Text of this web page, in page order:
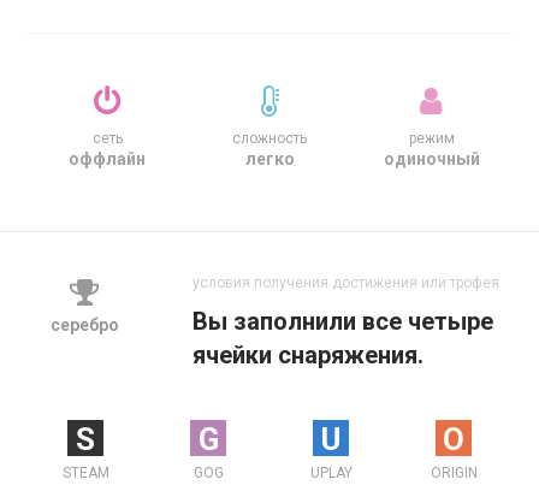
сеть
оффлайн
сложность
легко
режим
одиночный
серебро
условия получения достижения или трофея
Вы заполнили все четыре
ячейки снаряжения.
S
STEAM
G
GOG
U
UPLAY
O
ORIGIN